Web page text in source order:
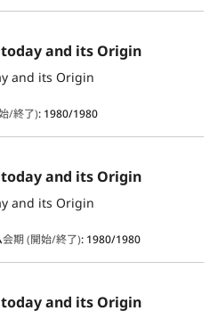
and its Origin
and its Origin
/終了): 1980/1980
and its Origin
and its Origin
会期 (開始/終了): 1980/1980
and its Origin